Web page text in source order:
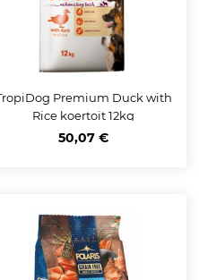
Premium Duck with
Rice koertoit 12kg
50,07 €